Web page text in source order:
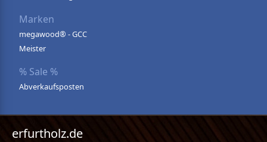
Marken
megawood® - GCC
Meister
% Sale %
Abverkaufsposten
erfurtholz.de